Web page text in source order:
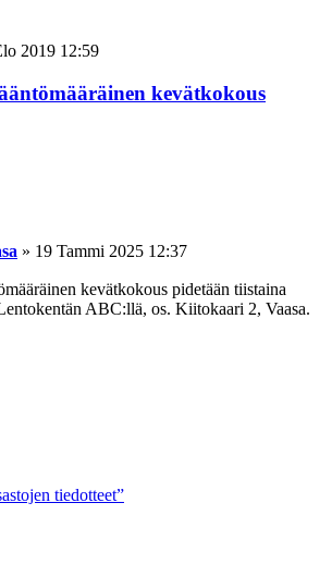
2019 12:59
kevätkokous
» 19 Tammi 2025 12:37
kevätkokous pidetään tiistaina
ABC:llä, os. Kiitokaari 2, Vaasa.
tiedotteet”